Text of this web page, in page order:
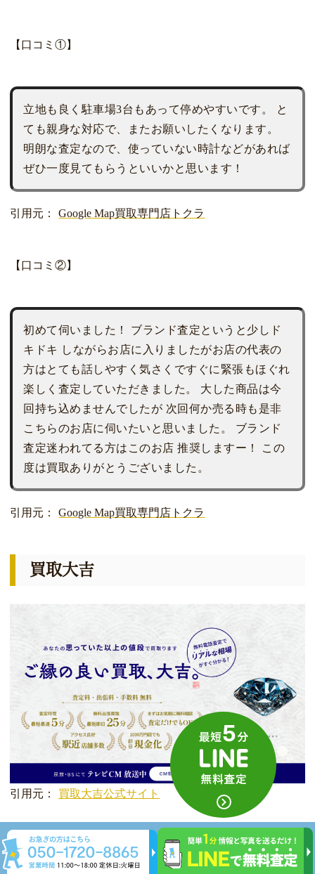
【口コミ①】
立地も良く駐車場3台もあって停めやすいです。 と
ても親身な対応で、またお願いしたくなります。
明朗な査定なので、使っていない時計などがあれば
ぜひ一度見てもらうといいかと思います！
引用元： Google Map買取専門店トクラ
【口コミ②】
初めて伺いました！ ブランド査定というと少しド
キドキ しながらお店に入りましたがお店の代表の
方はとても話しやすく気さくですぐに緊張もほぐれ
楽しく査定していただきました。 大した商品は今
回持ち込めませんでしたが 次回何か売る時も是非
こちらのお店に伺いたいと思いました。 ブランド
査定迷われてる方はこのお店 推奨しますー！ この
度は買取ありがとうございました。
引用元： Google Map買取専門店トクラ
買取大吉
引用元： 買取大吉公式サイト
駅近のアクセス良好な立地
手数料完全無料の明朗なサービス